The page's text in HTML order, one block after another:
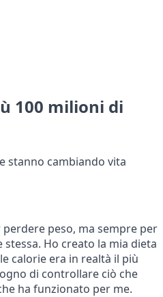
100 milioni di
stanno cambiando vita
peso, ma sempre per
Ho creato la mia dieta
calorie era in realtà il più
di controllare ciò che
ha funzionato per me.